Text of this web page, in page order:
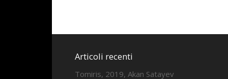
Articoli recenti
Tomiris, 2019, Akan Satayev